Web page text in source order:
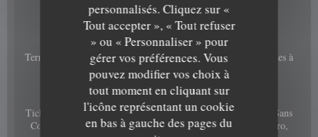
personnalisés. Cliquez sur «
Tout accepter », « Tout refuser
» ou « Personnaliser » pour
gérer vos préférences. Vous
pouvez modifier vos choix à
tout moment en cliquant sur
l'icône représentant un cookie
en bas à gauche des pages du
Restaurant
Services
Terrasse, Privatisation possible, Accès Wifi, Accès aux personnes à
mobilité réduite, A emporter
Moyens de paiement
Ticket restaurant dématérialisé, Paiement mobile, Apple Pay, Sans
Contact, Paiement Sans Contact, Eurocard/Mastercard, Maestro,
AU CHEVAL NOIR